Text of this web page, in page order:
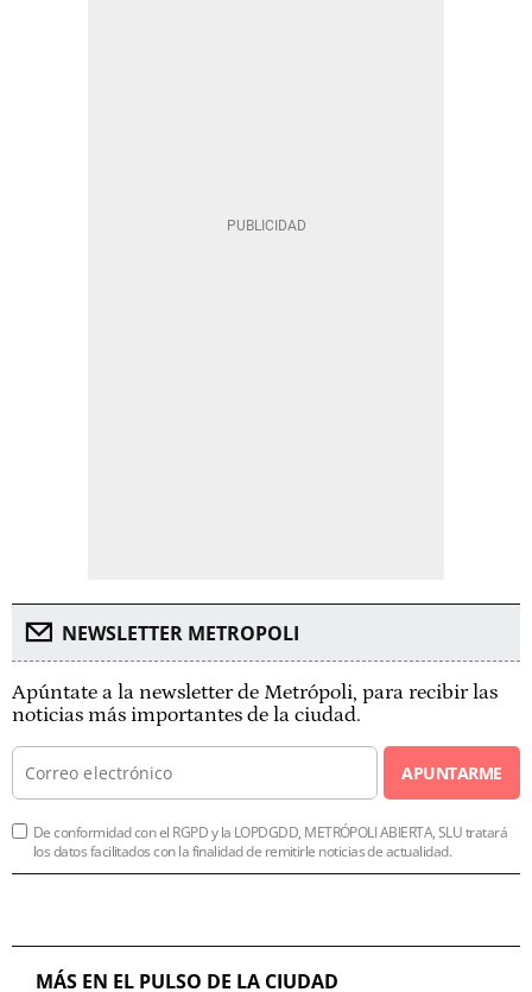
NEWSLETTER METROPOLI
Apúntate a la newsletter de Metrópoli, para recibir las
noticias más importantes de la ciudad.
APUNTARME
De conformidad con el RGPD y la LOPDGDD, METRÓPOLI ABIERTA, SLU tratará
los datos facilitados con la finalidad de remitirle noticias de actualidad.
MÁS EN EL PULSO DE LA CIUDAD